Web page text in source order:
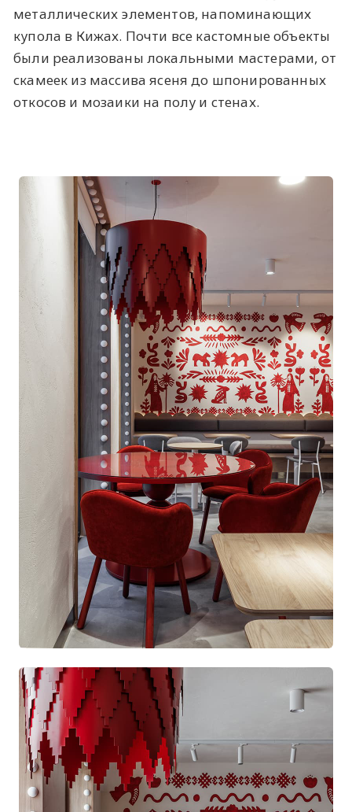
металлических элементов, напоминающих
купола в Кижах. Почти все кастомные объекты
были реализованы локальными мастерами, от
скамеек из массива ясеня до шпонированных
откосов и мозаики на полу и стенах.